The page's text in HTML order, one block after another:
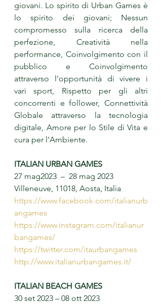
giovani. Lo spirito di Urban Games è
lo spirito dei giovani; Nessun
compromesso sulla ricerca della
perfezione, Creatività nella
performance, Coinvolgimento con il
pubblico e Coinvolgimento
attraverso l'opportunità di vivere i
vari sport, Rispetto per gli altri
concorrenti e follower, Connettività
Globale attraverso la tecnologia
digitale, Amore per lo Stile di Vita e
cura per l'Ambiente.
ITALIAN URBAN GAMES
27 mag2023  –  28 mag 2023
Villeneuve, 11018, Aosta, Italia
https://www.facebook.com/italianurb
angames
https://www.instagram.com/italianur
bangames/
https://twitter.com/itaurbangames
http://www.italianurbangames.it/
ITALIAN BEACH GAMES
30 set 2023 – 08 ott 2023